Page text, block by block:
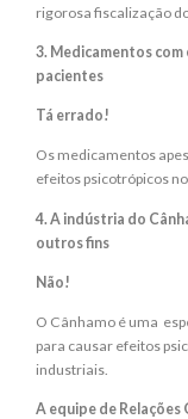
rigorosa fiscalização
3. Medicamentos
pacientes
Tá errado!
Os medicamentos
efeitos psicotrópicos
4. A indústria do
outros fins
Não!
O Cânhamo é uma
para causar efeitos
industriais.
A equipe de